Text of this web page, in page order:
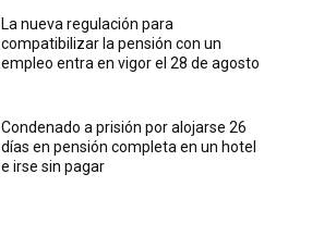
La nueva regulación para
compatibilizar la pensión con un
empleo entra en vigor el 28 de agosto
Condenado a prisión por alojarse 26
días en pensión completa en un hotel
e irse sin pagar